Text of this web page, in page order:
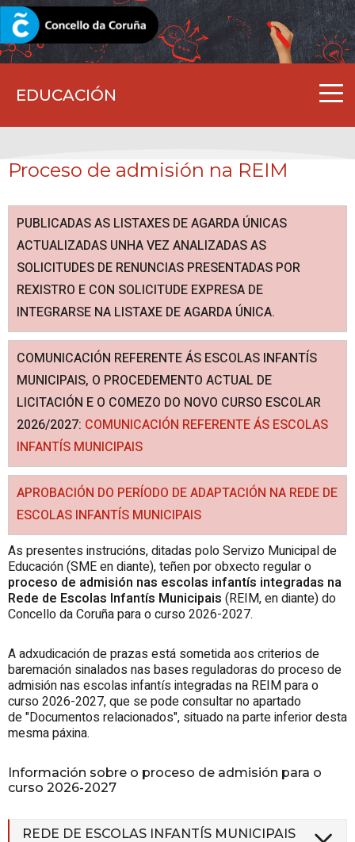
EDUCACIÓN
CORUNA.GAL
Proceso de admisión na REIM
PUBLICADAS AS LISTAXES DE AGARDA ÚNICAS
ACTUALIZADAS UNHA VEZ ANALIZADAS AS
SOLICITUDES DE RENUNCIAS PRESENTADAS POR
REXISTRO E CON SOLICITUDE EXPRESA DE
INTEGRARSE NA LISTAXE DE AGARDA ÚNICA.
COMUNICACIÓN REFERENTE ÁS ESCOLAS INFANTÍS
MUNICIPAIS, O PROCEDEMENTO ACTUAL DE
LICITACIÓN E O COMEZO DO NOVO CURSO ESCOLAR
2026/2027: COMUNICACIÓN REFERENTE ÁS ESCOLAS
INFANTÍS MUNICIPAIS
APROBACIÓN DO PERÍODO DE ADAPTACIÓN NA REDE DE
ESCOLAS INFANTÍS MUNICIPAIS
As presentes instrucións, ditadas polo Servizo Municipal de
Educación (SME en diante), teñen por obxecto regular o
proceso de admisión nas escolas infantís integradas na
Rede de Escolas Infantís Municipais (REIM, en diante) do
Concello da Coruña para o curso 2026-2027.
A adxudicación de prazas está sometida aos criterios de
baremación sinalados nas bases reguladoras do proceso de
admisión nas escolas infantís integradas na REIM para o
curso 2026-2027, que se pode consultar no apartado
de"Documentos relacionados", situado na parte inferior desta
mesma páxina.
Información sobre o proceso de admisión para o
curso 2026-2027
REDE DE ESCOLAS INFANTÍS MUNICIPAIS